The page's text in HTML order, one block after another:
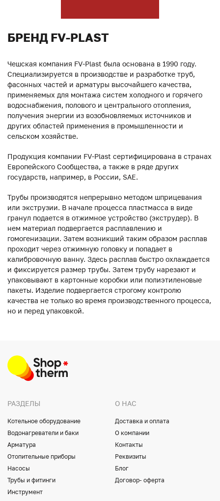
БРЕНД FV-PLAST
Чешская компания FV-Plast была основана в 1990 году.
Специализируется в производстве и разработке труб,
фасонных частей и арматуры высочайшего качества,
применяемых для монтажа систем холодного и горячего
водоснабжения, полового и центрального отопления,
получения энергии из возобновляемых источников и
других областей применения в промышленности и
сельском хозяйстве.
Продукция компании FV-Plast сертифицирована в странах
Европейского Сообщества, а также в ряде других
государств, например, в России, SAE.
Трубы производятся непрерывно методом шприцевания
или экструзии. В начале процесса пластмасса в виде
гранул подается в отжимное устройство (экструдер). В
нем материал подвергается расплавлению и
гомогенизации. Затем возникший таким образом расплав
проходит через отжимную головку и попадает в
калибровочную ванну. Здесь расплав быстро охлаждается
и фиксируется размер трубы. Затем трубу нарезают и
упаковывают в картонные коробки или полиэтиленовые
пакеты. Изделие подвергается строгому контролю
качества не только во время производственного процесса,
но и перед упаковкой.
РАЗДЕЛЫ
Котельное оборудование
Водонагреватели и баки
Арматура
Отопительные приборы
Насосы
Трубы и фитинги
Инструмент
О НАС
Доставка и оплата
О компании
Контакты
Реквизиты
Блог
Договор- оферта